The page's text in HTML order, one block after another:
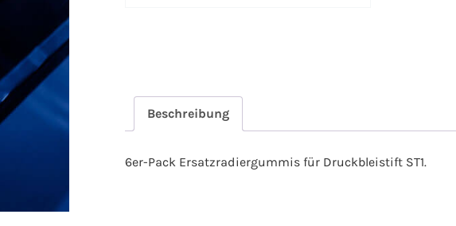
Beschreibung
6er-Pack Ersatzradiergummis für Druckbleistift ST1.